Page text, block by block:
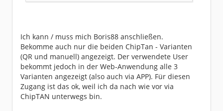
Ich kann / muss mich Boris88 anschließen.
Bekomme auch nur die beiden ChipTan - Varianten
(QR und manuell) angezeigt. Der verwendete User
bekommt jedoch in der Web-Anwendung alle 3
Varianten angezeigt (also auch via APP). Für diesen
Zugang ist das ok, weil ich da nach wie vor via
ChipTAN unterwegs bin.